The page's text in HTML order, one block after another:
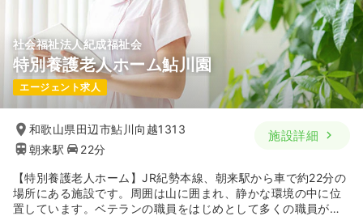
社会福祉法人紀成福祉会
特別養護老人ホーム鮎川園
エージェント求人
和歌山県田辺市鮎川向越1313
朝来駅
22分
施設詳細
【特別養護老人ホーム】JR紀勢本線、朝来駅から車で約22分の
場所にある施設です。周囲は山に囲まれ、静かな環境の中に位
置しています。ベテランの職員をはじめとして多くの職員が、